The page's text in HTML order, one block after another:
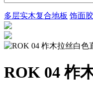
多层实木复合地板 饰面
ROK 04 柞